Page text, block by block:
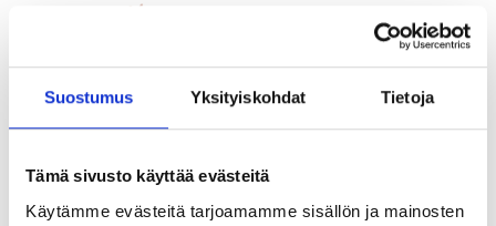
Suostumus Yksityiskohdat Tietoja
Tämä sivusto käyttää evästeitä
Käytämme evästeitä tarjoamamme sisällön ja mainosten